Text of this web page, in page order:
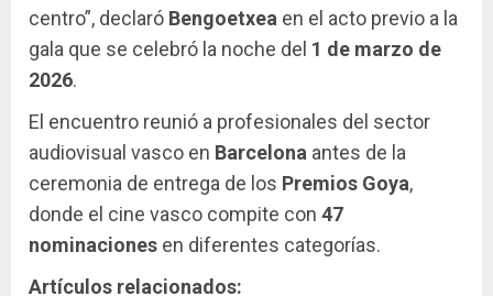
centro”, declaró Bengoetxea en el acto previo a la
gala que se celebró la noche del 1 de marzo de
2026.
El encuentro reunió a profesionales del sector
audiovisual vasco en Barcelona antes de la
ceremonia de entrega de los Premios Goya,
donde el cine vasco compite con 47
nominaciones en diferentes categorías.
Artículos relacionados: